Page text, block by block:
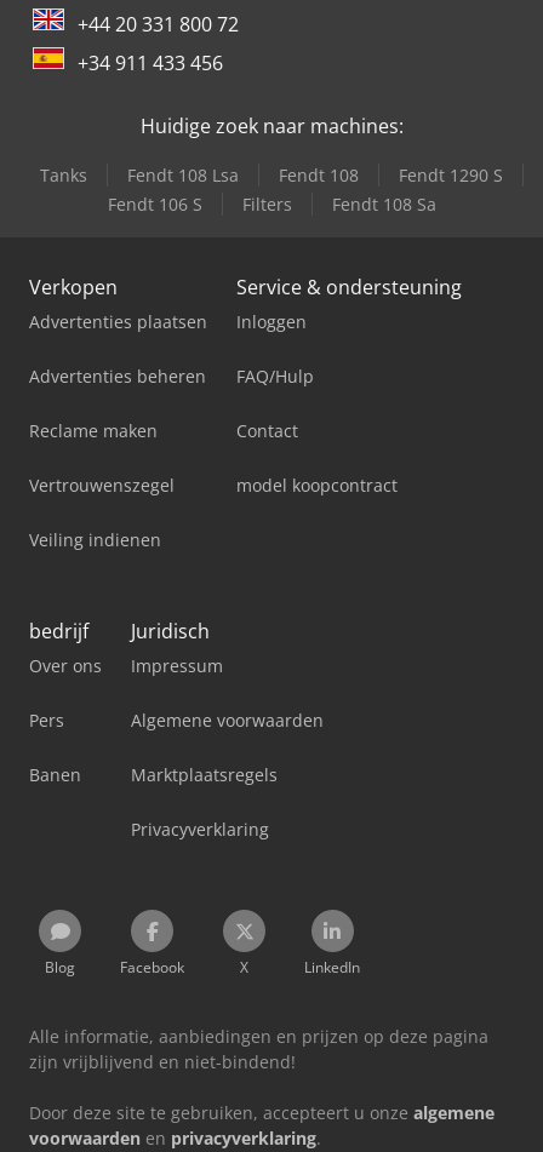
+44 20 331 800 72
+34 911 433 456
Huidige zoek naar machines:
Tanks Fendt 108 Lsa Fendt 108
Fendt 1290 S
Fendt 106 S
Filters Fendt 108 Sa
Verkopen
Advertenties plaatsen
Advertenties beheren
Reclame maken
Vertrouwenszegel
Veiling indienen
Service & ondersteuning
Inloggen
FAQ/Hulp
Contact
model koopcontract
bedrijf
Over ons
Pers
Banen
Juridisch
Impressum
Algemene voorwaarden
Marktplaatsregels
Privacyverklaring
Blog Facebook X LinkedIn
Alle informatie, aanbiedingen en prijzen op deze pagina
zijn vrijblijvend en niet-bindend!
Door deze site te gebruiken, accepteert u onze algemene
voorwaarden en privacyverklaring.